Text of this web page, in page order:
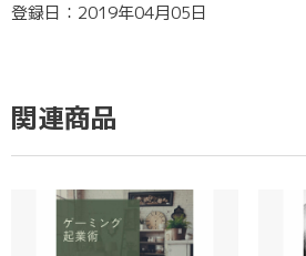
登録日：2019年04月05日
関連商品